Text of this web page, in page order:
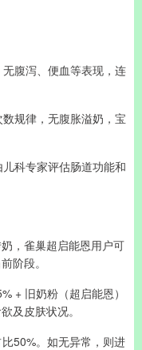
腹泻、便血等表现，连
规律，无腹胀溢奶，宝
科专家评估肠道功能和
，雀巢超启能恩用户可
阶段。
+ 旧奶粉（超启能恩）
及皮肤状况。
50%。如无异常，则进